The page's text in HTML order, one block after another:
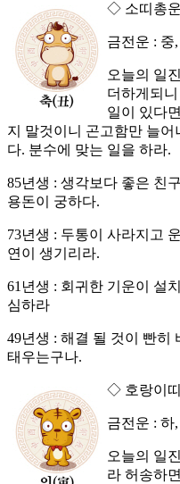
◇ 소띠총운
금전운 : 중
오늘의 일
더하게되
일이 있다
지 말것이니 곤고함만 늘어
다. 분수에 맞는 일을 하라.
85년생 : 생각보다 좋은 친
용돈이 궁하다.
73년생 : 두통이 사라지고
연이 생기리라.
61년생 : 회귀한 기운이 설
심하라
49년생 : 해결 될 것이 빤히
태우는구나.
◇ 호랑이
금전운 : 하
오늘의 일
라 허송하